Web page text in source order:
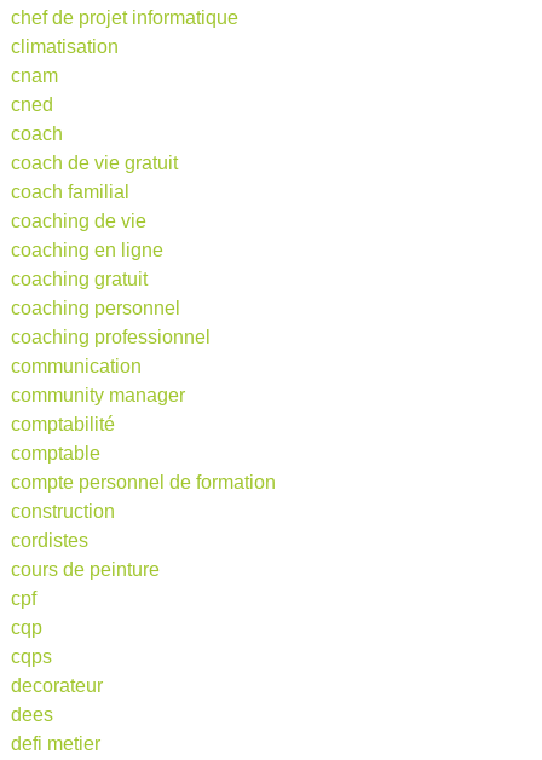
chef de projet informatique
climatisation
cnam
cned
coach
coach de vie gratuit
coach familial
coaching de vie
coaching en ligne
coaching gratuit
coaching personnel
coaching professionnel
communication
community manager
comptabilité
comptable
compte personnel de formation
construction
cordistes
cours de peinture
cpf
cqp
cqps
decorateur
dees
defi metier